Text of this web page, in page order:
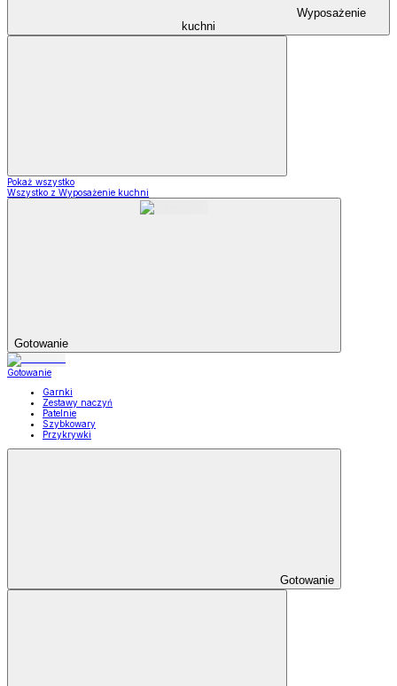
Wyposażenie
kuchni
Pokaż wszystko
Wszystko z Wyposażenie kuchni
Gotowanie
Gotowanie
Garnki
Zestawy naczyń
Patelnie
Szybkowary
Przykrywki
Gotowanie